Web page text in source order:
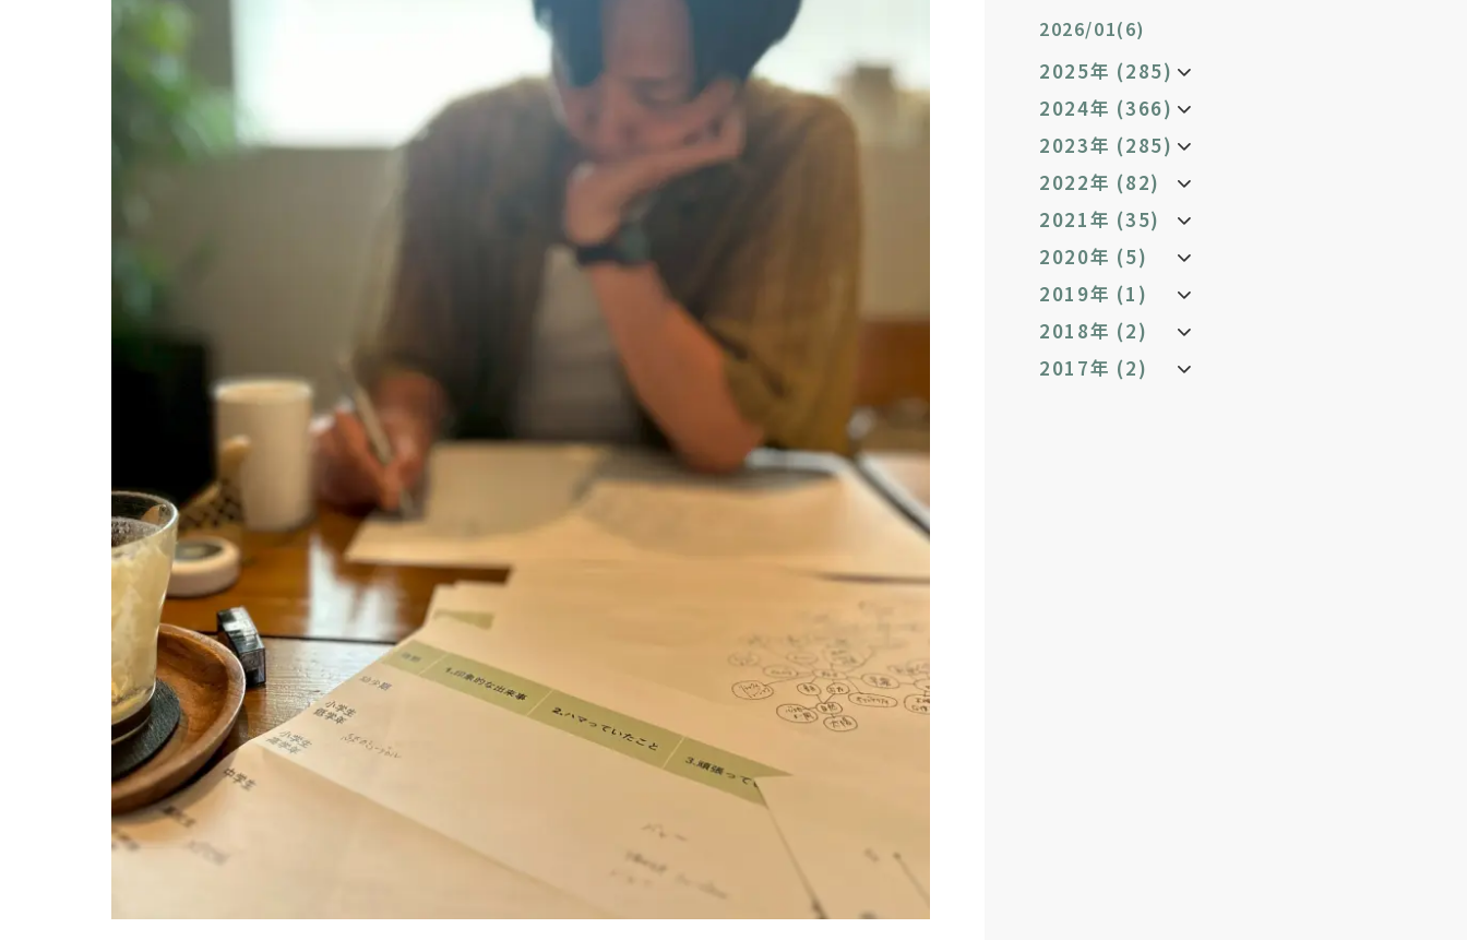
2026/01(6)
2025年 (285)
2024年 (366)
2023年 (285)
2022年 (82)
2021年 (35)
2020年 (5)
2019年 (1)
2018年 (2)
2017年 (2)